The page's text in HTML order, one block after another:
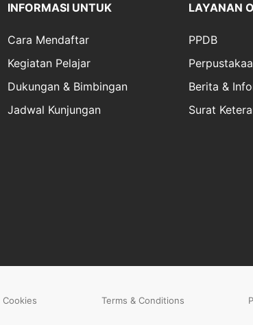
INFORMASI UNTUK
Cara Mendaftar
Kegiatan Pelajar
Dukungan & Bimbingan
Jadwal Kunjungan
LAYANAN
PPDB
Berita &
Surat
Cookies Terms & Conditions